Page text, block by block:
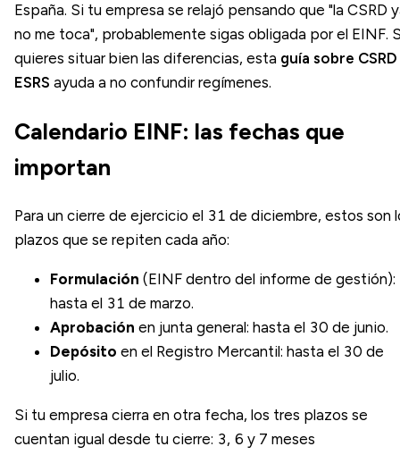
España. Si tu empresa se relajó pensando que "la CSRD
no me toca", probablemente sigas obligada por el EINF.
quieres situar bien las diferencias, esta guía sobre
ESRS ayuda a no confundir regímenes.
Calendario EINF: las fechas que
importan
Para un cierre de ejercicio el 31 de diciembre, estos son
plazos que se repiten cada año:
Formulación (EINF dentro del informe de gestión):
hasta el 31 de marzo.
Aprobación en junta general: hasta el 30 de junio.
Depósito en el Registro Mercantil: hasta el 30 de
julio.
Si tu empresa cierra en otra fecha, los tres plazos se
cuentan igual desde tu cierre: 3, 6 y 7 meses